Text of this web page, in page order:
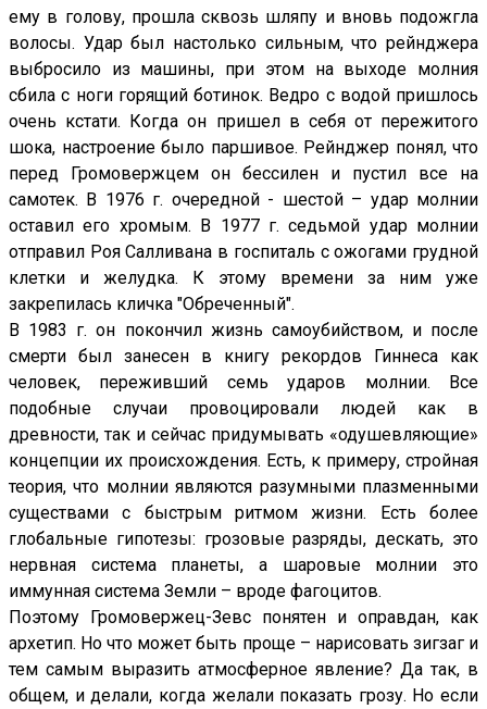
ему в голову, прошла сквозь шляпу и вновь подожгла
волосы. Удар был настолько сильным, что рейнджера
выбросило из машины, при этом на выходе молния
сбила с ноги горящий ботинок. Ведро с водой пришлось
очень кстати. Когда он пришел в себя от пережитого
шока, настроение было паршивое. Рейнджер понял, что
перед Громовержцем он бессилен и пустил все на
самотек. В 1976 г. очередной - шестой – удар молнии
оставил его хромым. В 1977 г. седьмой удар молнии
отправил Роя Салливана в госпиталь с ожогами грудной
клетки и желудка. К этому времени за ним уже
закрепилась кличка "Обреченный".
В 1983 г. он покончил жизнь самоубийством, и после
смерти был занесен в книгу рекордов Гиннеса как
человек, переживший семь ударов молнии. Все
подобные случаи провоцировали людей как в
древности, так и сейчас придумывать «одушевляющие»
концепции их происхождения. Есть, к примеру, стройная
теория, что молнии являются разумными плазменными
существами с быстрым ритмом жизни. Есть более
глобальные гипотезы: грозовые разряды, дескать, это
нервная система планеты, а шаровые молнии это
иммунная система Земли – вроде фагоцитов.
Поэтому Громовержец-Зевс понятен и оправдан, как
архетип. Но что может быть проще – нарисовать зигзаг и
тем самым выразить атмосферное явление? Да так, в
общем, и делали, когда желали показать грозу. Но если